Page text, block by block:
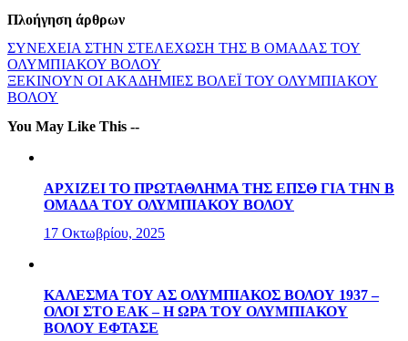
Πλοήγηση άρθρων
ΣΥΝΕΧΕΙΑ ΣΤΗΝ ΣΤΕΛΕΧΩΣΗ ΤΗΣ Β ΟΜΑΔΑΣ ΤΟΥ
ΟΛΥΜΠΙΑΚΟΥ ΒΟΛΟΥ
ΞΕΚΙΝΟΥΝ ΟΙ ΑΚΑΔΗΜΙΕΣ ΒΟΛΕΪ ΤΟΥ ΟΛΥΜΠΙΑΚΟΥ
ΒΟΛΟΥ
You May Like This --
ΑΡΧΙΖΕΙ ΤΟ ΠΡΩΤΑΘΛΗΜΑ ΤΗΣ ΕΠΣΘ ΓΙΑ ΤΗΝ Β
ΟΜΑΔΑ ΤΟΥ ΟΛΥΜΠΙΑΚΟΥ ΒΟΛΟΥ
17 Οκτωβρίου, 2025
ΚΑΛΕΣΜΑ ΤΟΥ ΑΣ ΟΛΥΜΠΙΑΚΟΣ ΒΟΛΟΥ 1937 –
ΟΛΟΙ ΣΤΟ ΕΑΚ – Η ΩΡΑ ΤΟΥ ΟΛΥΜΠΙΑΚΟΥ
ΒΟΛΟΥ ΕΦΤΑΣΕ